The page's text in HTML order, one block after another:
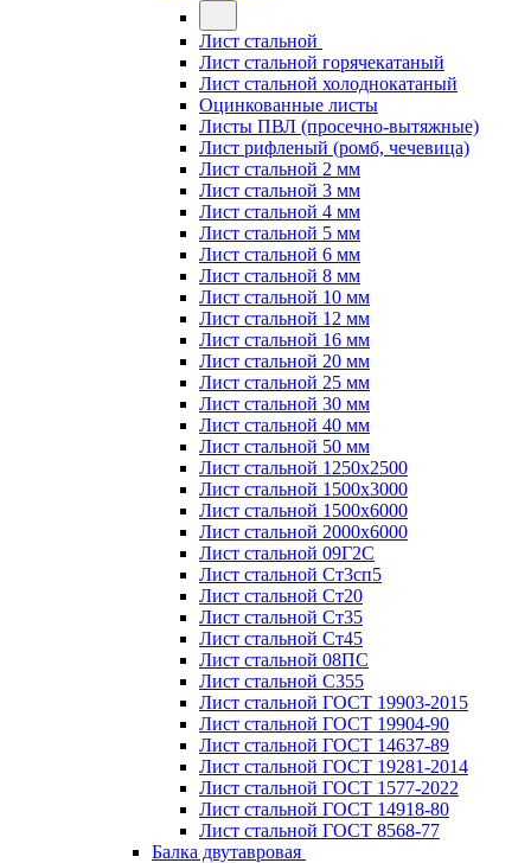
Лист стальной
Лист стальной горячекатаный
Лист стальной холоднокатаный
Оцинкованные листы
Листы ПВЛ (просечно-вытяжные)
Лист рифленый (ромб, чечевица)
Лист стальной 2 мм
Лист стальной 3 мм
Лист стальной 4 мм
Лист стальной 5 мм
Лист стальной 6 мм
Лист стальной 8 мм
Лист стальной 10 мм
Лист стальной 12 мм
Лист стальной 16 мм
Лист стальной 20 мм
Лист стальной 25 мм
Лист стальной 30 мм
Лист стальной 40 мм
Лист стальной 50 мм
Лист стальной 1250х2500
Лист стальной 1500х3000
Лист стальной 1500х6000
Лист стальной 2000х6000
Лист стальной 09Г2С
Лист стальной Ст3сп5
Лист стальной Ст20
Лист стальной Ст35
Лист стальной Ст45
Лист стальной 08ПС
Лист стальной С355
Лист стальной ГОСТ 19903-2015
Лист стальной ГОСТ 19904-90
Лист стальной ГОСТ 14637-89
Лист стальной ГОСТ 19281-2014
Лист стальной ГОСТ 1577-2022
Лист стальной ГОСТ 14918-80
Лист стальной ГОСТ 8568-77
Балка двутавровая